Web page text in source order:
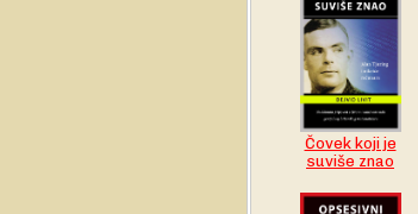
Čovek koji je
suviše znao